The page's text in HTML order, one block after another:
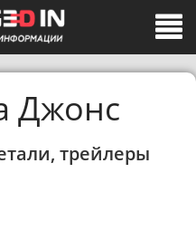
Джонс
трейлеры